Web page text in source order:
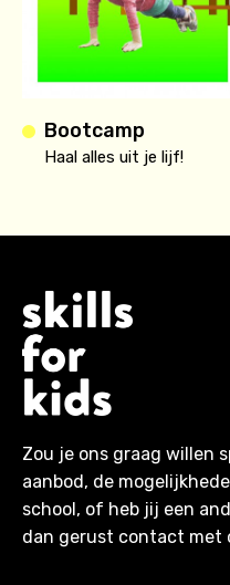
Bootcamp
Haal alles uit je lijf!
Zou je ons graag willen
aanbod, de
school, of heb jij een
dan gerust contact met